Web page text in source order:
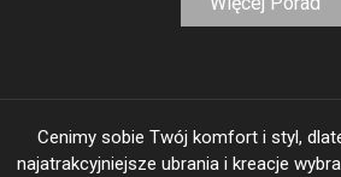
Cenimy sobie Twój komfort i styl,
najatrakcyjniejsze ubrania i kreacje